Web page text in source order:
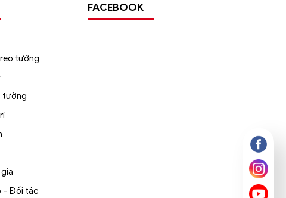
tường
tường
- Đối tác
FACEBOOK